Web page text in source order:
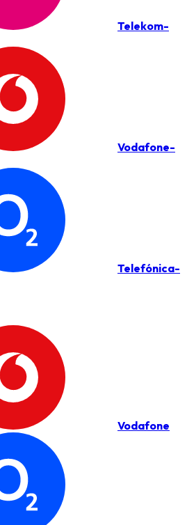
Telekom-
Vodafone-
Telefónica-
Vodafone